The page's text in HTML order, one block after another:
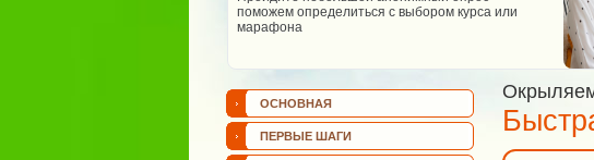
поможем определиться с выбором курса или
марафона
ОСНОВНАЯ
ПЕРВЫЕ ШАГИ